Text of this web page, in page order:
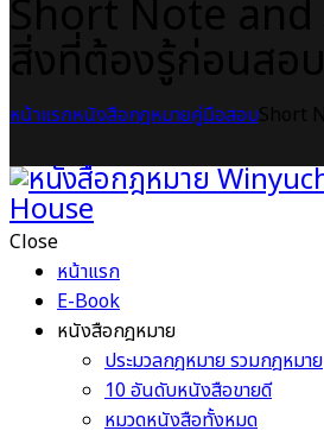
หน้าแรกหนังสือกฎหมายคู่มือสอบ
Close
หน้าแรก
E-Book
หนังสือกฎหมาย
ประมวลกฎหมาย รวมกฎหมาย
10 อันดับหนังสือขายดี
หมวดหนังสือทั้งหมด